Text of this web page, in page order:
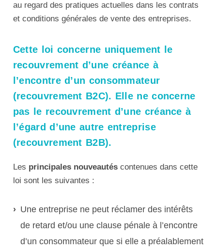
au regard des pratiques actuelles dans les contrats
et conditions générales de vente des entreprises.
Cette loi concerne uniquement le
recouvrement d’une créance à
l’encontre d’un consommateur
(recouvrement B2C). Elle ne concerne
pas le recouvrement d’une créance à
l’égard d’une autre entreprise
(recouvrement B2B).
Les principales nouveautéscontenues dans cette
loi sont les suivantes :
Une entreprise ne peut réclamer des intérêts
de retard et/ou une clause pénale à l’encontre
d’un consommateur que si elle a préalablement